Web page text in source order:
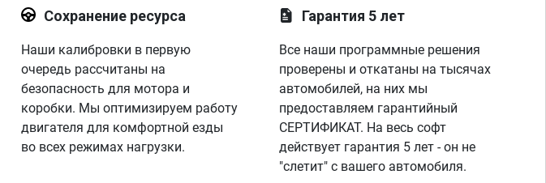
Сохранение ресурса
Наши калибровки в первую
очередь рассчитаны на
безопасность для мотора и
коробки. Мы оптимизируем работу
двигателя для комфортной езды
во всех режимах нагрузки.
Гарантия 5 лет
Все наши программные решения
проверены и откатаны на тысячах
автомобилей, на них мы
предоставляем гарантийный
СЕРТИФИКАТ. На весь софт
действует гарантия 5 лет - он не
"слетит" с вашего автомобиля.